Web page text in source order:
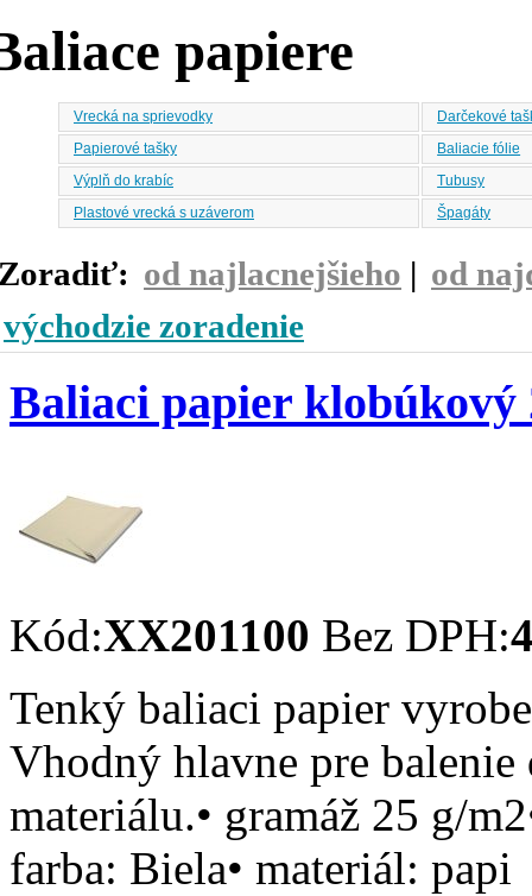
papiere
Vrecká na sprievodky
Darčekové
Papierové tašky
Baliacie fólie
Výplň do krabíc
Tubusy
Plastové vrecká s uzáverom
Špagáty
od najlacnejšieho | od
východzie zoradenie
Baliaci papier klobúkový
Kód:XX201100 Bez DPH:
Tenký baliaci papier
Vhodný hlavne pre balenie
materiálu.• gramáž 25 g/
farba: Biela• materiál: papi